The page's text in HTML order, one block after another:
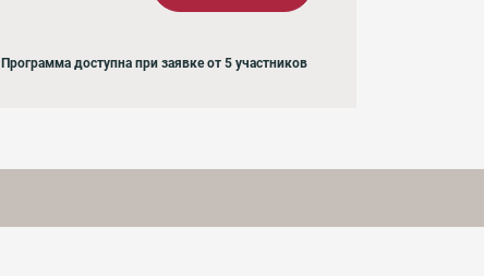
Программа доступна при заявке от 5 участников